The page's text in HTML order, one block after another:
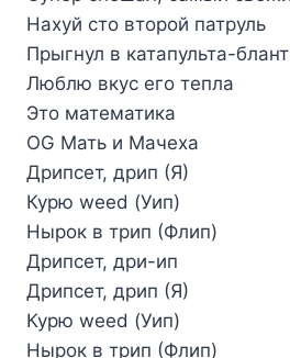
Нахуй сто второй патруль
Прыгнул в катапульта-блант
Люблю вкус его тепла
Это математика
OG Мать и Мачеха
Дрипсет, дрип (Я)
Курю weed (Уип)
Нырок в трип (Флип)
Дрипсет, дри-ип
Дрипсет, дрип (Я)
Курю weed (Уип)
Нырок в трип (Флип)